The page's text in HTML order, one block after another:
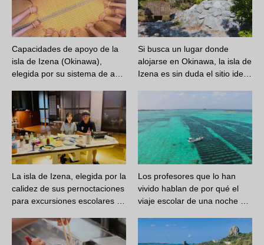
Capacidades de apoyo de la
isla de Izena (Okinawa),
elegida por su sistema de a…
Si busca un lugar donde
alojarse en Okinawa, la isla de
Izena es sin duda el sitio ide…
La isla de Izena, elegida por la
calidez de sus pernoctaciones
para excursiones escolares …
Los profesores que lo han
vivido hablan de por qué el
viaje escolar de una noche …